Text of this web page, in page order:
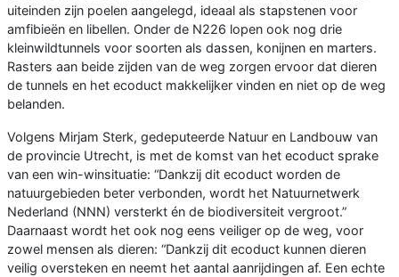
uiteinden zijn poelen aangelegd, ideaal als stapstenen voor
amfibieën en libellen. Onder de N226 lopen ook nog drie
kleinwildtunnels voor soorten als dassen, konijnen en marters.
Rasters aan beide zijden van de weg zorgen ervoor dat dieren
de tunnels en het ecoduct makkelijker vinden en niet op de weg
belanden.
Volgens Mirjam Sterk, gedeputeerde Natuur en Landbouw van
de provincie Utrecht, is met de komst van het ecoduct sprake
van een win-winsituatie: “Dankzij dit ecoduct worden de
natuurgebieden beter verbonden, wordt het Natuurnetwerk
Nederland (NNN) versterkt én de biodiversiteit vergroot.”
Daarnaast wordt het ook nog eens veiliger op de weg, voor
zowel mensen als dieren: “Dankzij dit ecoduct kunnen dieren
veilig oversteken en neemt het aantal aanrijdingen af. Een echte